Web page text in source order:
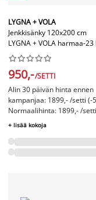
LYGNA + VOLA
Jenkkisänky 120x200 cm
LYGNA + VOLA harmaa-23






950,-/SETTI
Alin 30 päivän hinta ennen
kampanjaa: 1899,- /setti (-
Normaalihinta: 1899,- /
+ lisää kokoja